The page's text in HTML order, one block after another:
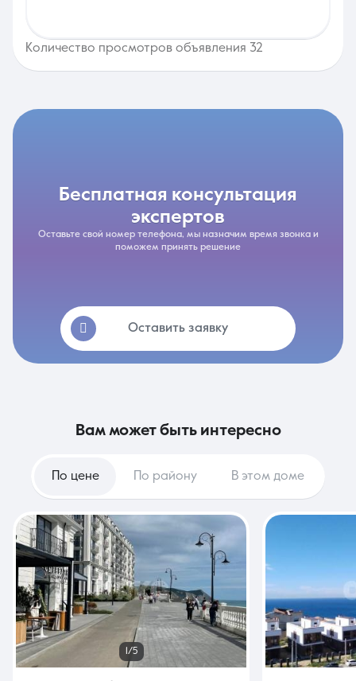
Количество просмотров объявления 32
бесплатная консультация
экспертов
Оставьте свой номер телефона, мы назначим время звонка и
поможем принять решение
Оставить заявку
вам может быть интересно
По цене По району В этом доме
1/5